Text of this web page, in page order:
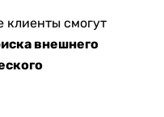
смогут
внешнего